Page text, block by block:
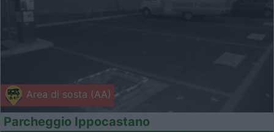
Area di sosta (AA)
Parcheggio Ippocastano